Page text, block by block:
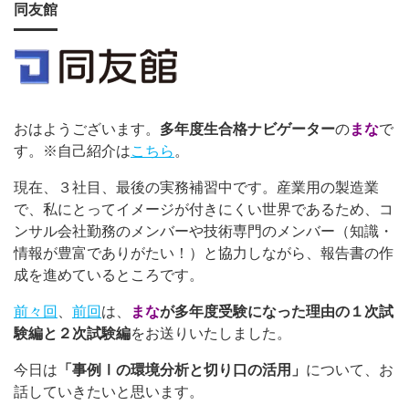
同友館
おはようございます。 多年度生合格ナビゲーターのまなで
す。※自己紹介はこちら 。
現在、３社目、最後の実務補習中です。産業用の製造業
で、私にとってイメージが付きにくい世界であるため、コ
ンサル会社勤務のメンバーや技術専門のメンバー（知識・
情報が豊富でありがたい！）と協力しながら、報告書の作
成を進めているところです。
前々回 前回 は、 まなが多年度受験になった理由の１次試
験編と２次試験編をお送りいたしました。
今日は 「事例Ⅰの環境分析と切り口の活用」 について、お
話していきたいと思います。